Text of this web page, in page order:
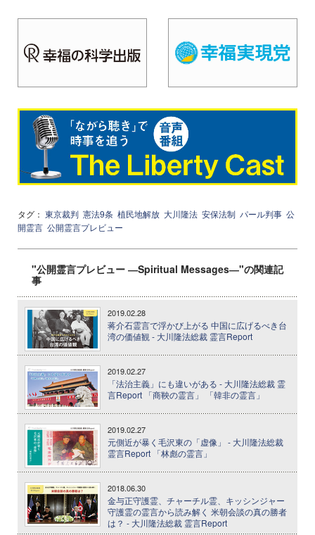
タグ： 東京裁判 憲法9条 植民地解放 大川隆法 安保法制 パール判事 公
開霊言 公開霊言プレビュー
"公開霊言プレビュー ―Spiritual Messages―"の関連記
事
2019.02.28
蒋介石霊言で浮かび上がる 中国に広げるべき台
湾の価値観 - 大川隆法総裁 霊言Report
2019.02.27
「法治主義」にも違いがある - 大川隆法総裁 霊
言Report 「商鞅の霊言」 「韓非の霊言」
2019.02.27
元側近が暴く毛沢東の「虚像」 - 大川隆法総裁
霊言Report 「林彪の霊言」
2018.06.30
金与正守護霊、チャーチル霊、キッシンジャー
守護霊の霊言から読み解く 米朝会談の真の勝者
は？ - 大川隆法総裁 霊言Report